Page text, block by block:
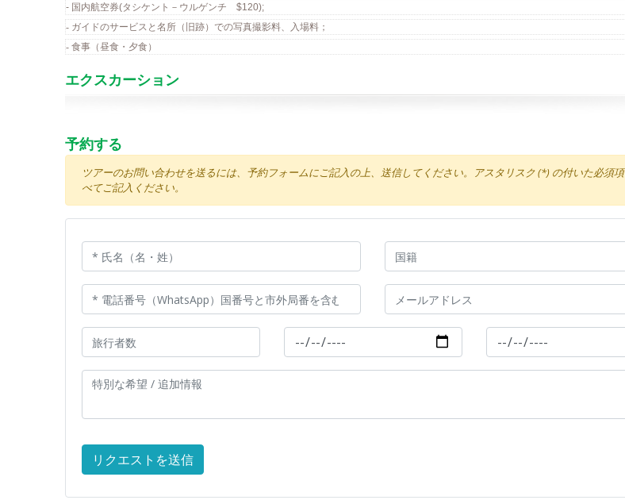
- 国内航空券(タシケント－ウルゲンチ $120);
- ガイドのサービスと名所（旧跡）での写真撮影料、入場料；
- 食事（昼食・夕食）
エクスカーション
予約する
ツアーのお問い合わせを送るには、予約フォームにご記入の上、送信してください。アスタリスク (*) の付いた必須
べてご記入ください。